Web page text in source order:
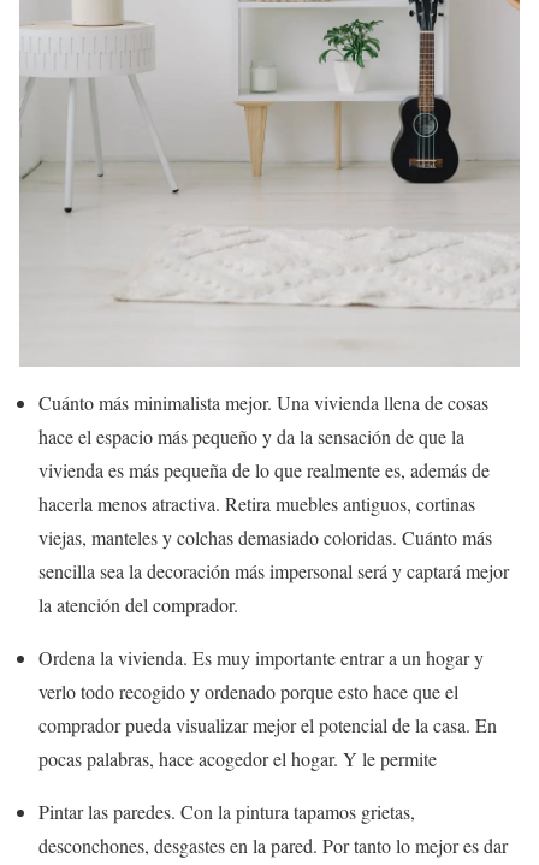
Cuánto más minimalista mejor. Una vivienda llena de cosas
hace el espacio más pequeño y da la sensación de que la
vivienda es más pequeña de lo que realmente es, además de
hacerla menos atractiva. Retira muebles antiguos, cortinas
viejas, manteles y colchas demasiado coloridas. Cuánto más
sencilla sea la decoración más impersonal será y captará mejor
la atención del comprador.
Ordena la vivienda. Es muy importante entrar a un hogar y
verlo todo recogido y ordenado porque esto hace que el
comprador pueda visualizar mejor el potencial de la casa. En
pocas palabras, hace acogedor el hogar. Y le permite
Pintar las paredes. Con la pintura tapamos grietas,
desconchones, desgastes en la pared. Por tanto lo mejor es dar